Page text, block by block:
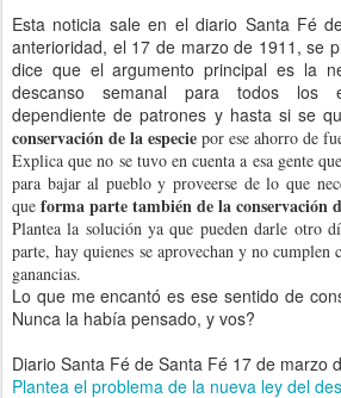
Esta noticia sale en el diario Santa Fé
anterioridad, el 17 de marzo de 1911, se
dice que el argumento principal es la
descanso semanal para todos los
dependiente de patrones y hasta si se
conservación de la especie por ese ahorro de
Explica que no se tuvo en cuenta a esa gente
para bajar al pueblo y proveerse de lo que
que forma parte también de la conservación
Plantea la solución ya que pueden darle otro
parte, hay quienes se aprovechan y no cumplen
ganancias.
Lo que me encantó es ese sentido de
Nunca la había pensado, y vos?
Diario Santa Fé de Santa Fé 17 de marzo
Plantea el problema de la nueva ley del